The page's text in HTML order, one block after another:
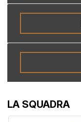
LA SQUADRA